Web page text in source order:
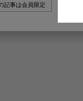
記事は会員限定